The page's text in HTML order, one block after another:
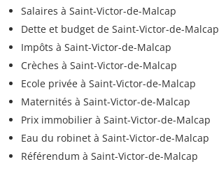
Salaires à Saint-Victor-de-Malcap
Dette et budget de Saint-Victor-de-Malcap
Impôts à Saint-Victor-de-Malcap
Crèches à Saint-Victor-de-Malcap
Ecole privée à Saint-Victor-de-Malcap
Maternités à Saint-Victor-de-Malcap
Prix immobilier à Saint-Victor-de-Malcap
Eau du robinet à Saint-Victor-de-Malcap
Référendum à Saint-Victor-de-Malcap